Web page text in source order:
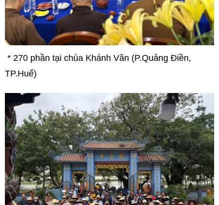
* 270 phần tại chùa Khánh Vân (P.Quảng Điền,
TP.Huế)